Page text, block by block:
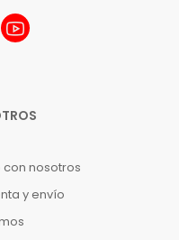
nosotros
y envío